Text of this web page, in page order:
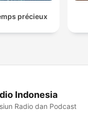
précieux
Indonesia
Radio dan Podcast